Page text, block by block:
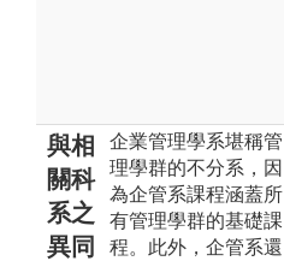
與相
關科
系之
異同
企業管理學系堪稱管
理學群的不分系，因
為企管系課程涵蓋所
有管理學群的基礎課
程。此外，企管系還